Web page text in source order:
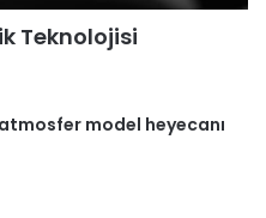
Teknolojisi
model heyecanı